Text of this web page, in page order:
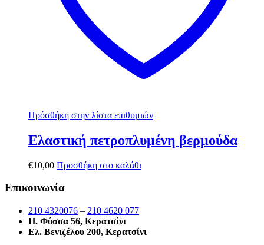
Πρόσθήκη στην λίστα επιθυμιών
Ελαστική πετροπλυμένη βερμούδα
€10,00 Προσθήκη στο καλάθι
Επικοινωνία
210 4320076 – 210 4620 077
Π. Φύσσα 56, Κερατσίνι
Ελ. Βενιζέλου 200, Κερατσίνι